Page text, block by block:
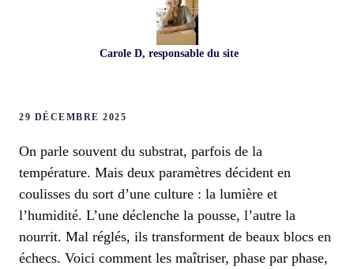
Carole D, responsable du site
29 DÉCEMBRE 2025
On parle souvent du substrat, parfois de la
température. Mais deux paramètres décident en
coulisses du sort d’une culture : la lumière et
l’humidité. L’une déclenche la pousse, l’autre la
nourrit. Mal réglés, ils transforment de beaux blocs en
échecs. Voici comment les maîtriser, phase par phase,